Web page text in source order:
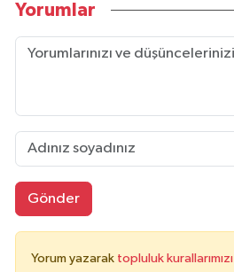
Yorumlar
Gönder
Yorum yazarak topluluk kurallarımızı